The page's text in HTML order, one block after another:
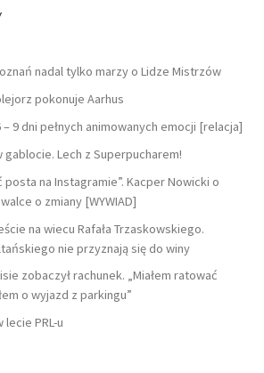
nadal tylko marzy o Lidze Mistrzów
pokonuje Aarhus
9 dni pełnych animowanych emocji [relacja]
Lech z Superpucharem!
posta na Instagramie”. Kacper Nowicki o
o zmiany [WYWIAD]
na wiecu Rafała Trzaskowskiego.
nie przyznają się do winy
zobaczył rachunek. „Miałem ratować
o wyjazd z parkingu”
lecie PRL-u